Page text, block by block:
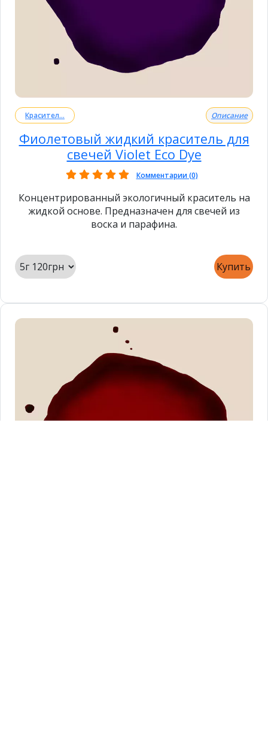
Красител... Описание
Фиолетовый жидкий краситель для
свечей Violet Eco Dye
Комментарии (0)
Концентрированный экологичный краситель на
жидкой основе. Предназначен для свечей из
воска и парафина.
Купить